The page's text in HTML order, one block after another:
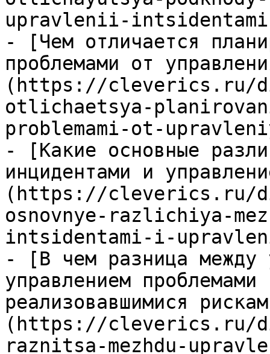
upravlenii-
- [Чем отличается
проблемами от
(https://cleverics.ru/
otlichaetsya-
problemami-ot-
- [Какие основные
инцидентами и
(https://cleverics.ru/
osnovnye-razlichiya-
intsidentami-i-
- [В чем разница между
управлением
реализовавшимися
(https://cleverics.ru/
raznitsa-mezhdu-